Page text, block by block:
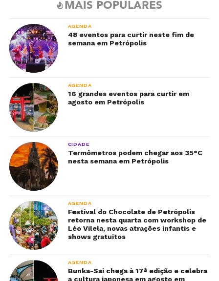
MAIS POPULARES
AGENDA
48 eventos para curtir neste fim de
semana em Petrópolis
AGENDA
16 grandes eventos para curtir em
agosto em Petrópolis
CIDADE
Termômetros podem chegar aos 35°C
nesta semana em Petrópolis
AGENDA
Festival do Chocolate de Petrópolis
retorna nesta quarta com workshop de
Léo Vilela, novas atrações infantis e
shows gratuitos
AGENDA
Bunka-Sai chega à 17ª edição e celebra
a cultura japonesa em agosto em